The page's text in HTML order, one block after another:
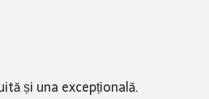
și una excepțională.